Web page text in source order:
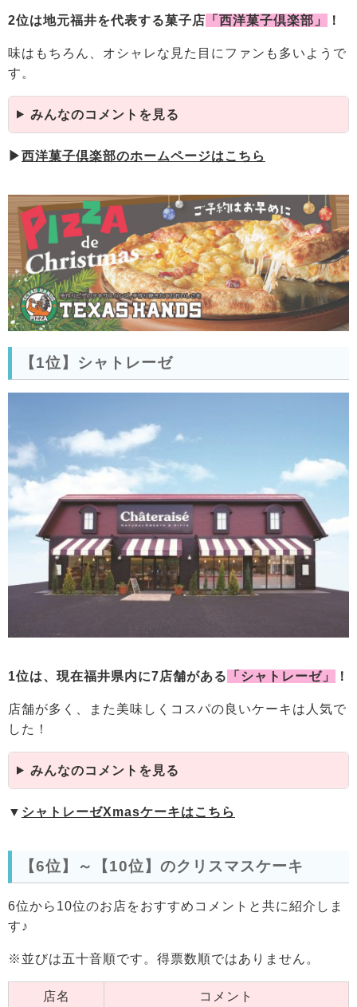
2位は地元福井を代表する菓子店 「西洋菓子倶楽部」 ！
味はもちろん、オシャレな見た目にファンも多いようで
す。
みんなのコメントを見る
▶西洋菓子倶楽部のホームページはこちら
【1位】シャトレーゼ
1位は、現在福井県内に7店舗がある 「シャトレーゼ」 ！
店舗が多く、また美味しくコスパの良いケーキは人気で
した！
みんなのコメントを見る
▼ シャトレーゼXmasケーキはこちら
【6位】～【10位】のクリスマスケーキ
6位から10位のお店をおすすめコメントと共に紹介しま
す♪
※並びは五十音順です。得票数順ではありません。
店名 コメント